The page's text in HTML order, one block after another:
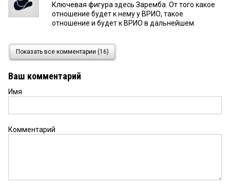
Ключевая фигура здесь Заремба. От того какое
отношение будет к нему у ВРИО, такое
отношение и будет к ВРИО в дальнейшем.
10 апреля 2023 в 13:52:
Схема придумана для Буркова. Под Буркова и
Евгений 10 апреля 2023 в 13:14:
Это фонд. А потом фонд рассует кому захочет
через формальную комиссию. Считалось, что
проверит. Да и всех не проверит.
Показать все комментарии (16)
Ваш комментарий
Имя
Комментарий